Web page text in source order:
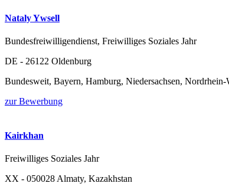
Nataly Ywsell
Bundesfreiwilligendienst, Freiwilliges Soziales Jahr
DE - 26122 Oldenburg
Bundesweit, Bayern, Hamburg, Niedersachsen, Nordrhein-
zur Bewerbung
Kairkhan
Freiwilliges Soziales Jahr
XX - 050028 Almaty, Kazakhstan